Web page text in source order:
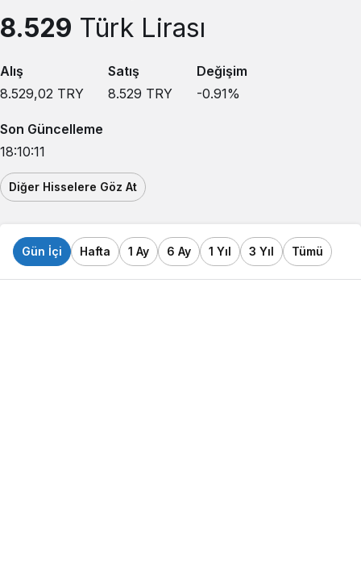
8.529 Türk Lirası
Alış
8.529,02 TRY
Satış
8.529 TRY
Değişim
-0.91%
Son Güncelleme
18:10:11
Diğer Hisselere Göz At
Gün İçi Hafta 1 Ay 6 Ay 1 Yıl 3 Yıl Tümü